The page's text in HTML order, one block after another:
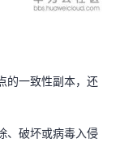
一致性副本，还
、破坏或病毒入侵